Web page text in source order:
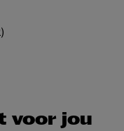
voor jou